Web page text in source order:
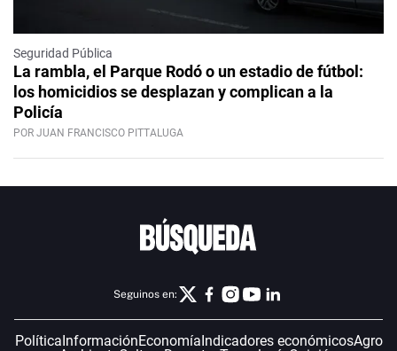
Seguridad Pública
La rambla, el Parque Rodó o un estadio de fútbol:
los homicidios se desplazan y complican a la
Policía
POR JUAN FRANCISCO PITTALUGA
Seguinos en:
Política InformaciónEconomía Indicadores económicosAgro